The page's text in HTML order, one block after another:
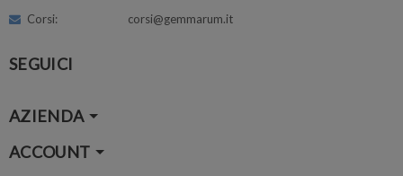
Corsi: corsi@gemmarum.it
SEGUICI
AZIENDA
ACCOUNT